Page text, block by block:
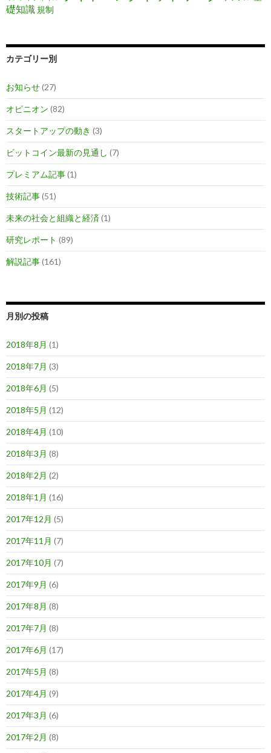
礎知識規制
カテゴリー別
お知らせ(27)
オピニオン (82)
スタートアップの動き (3)
ビットコイン最新の見通し (7)
プレミアム記事(1)
技術記事(51)
未来の社会と組織と経済(1)
研究レポート (89)
解説記事(161)
月別の投稿
2018年8月 (1)
2018年7月 (3)
2018年6月 (5)
2018年5月 (12)
2018年4月 (10)
2018年3月 (8)
2018年2月 (2)
2018年1月 (16)
2017年12月 (5)
2017年11月 (7)
2017年10月 (7)
2017年9月 (6)
2017年8月 (8)
2017年7月 (8)
2017年6月 (17)
2017年5月 (8)
2017年4月 (9)
2017年3月 (6)
2017年2月 (8)